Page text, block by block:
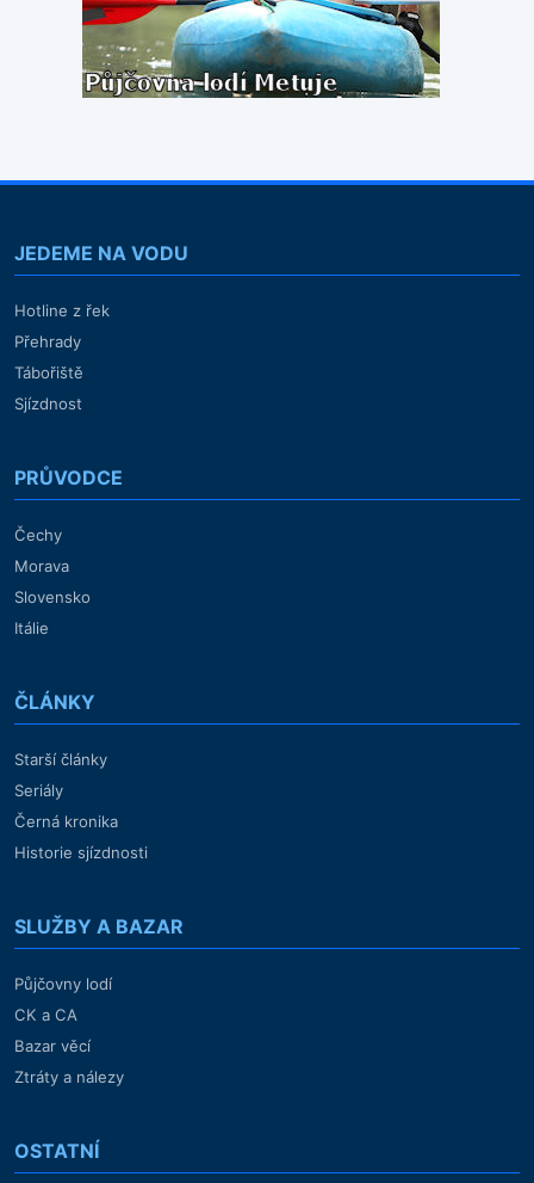
JEDEME NA VODU
Hotline z řek
Přehrady
Tábořiště
Sjízdnost
PRŮVODCE
Čechy
Morava
Slovensko
Itálie
ČLÁNKY
Starší články
Seriály
Černá kronika
Historie sjízdnosti
SLUŽBY A BAZAR
Půjčovny lodí
CK a CA
Bazar věcí
Ztráty a nálezy
OSTATNÍ